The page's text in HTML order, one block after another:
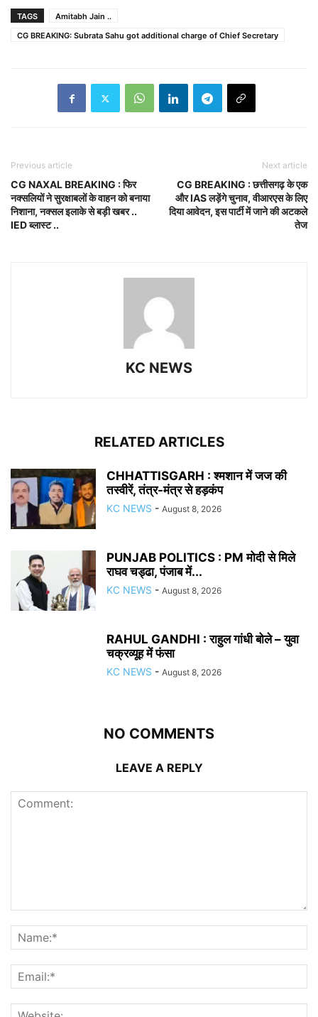
TAGS
Amitabh Jain ..
CG BREAKING: Subrata Sahu got additional charge of Chief Secretary
Previous article
CG NAXAL BREAKING : फिर
नक्सलियों ने सुरक्षाबलों के वाहन को बनाया
निशाना, नक्सल इलाके से बड़ी खबर ..
IED ब्लास्ट ..
Next article
CG BREAKING : छत्तीसगढ़ के एक
और IAS लड़ेंगे चुनाव, वीआरएस के लिए
दिया आवेदन, इस पार्टी में जाने की अटकले
तेज
KC NEWS
RELATED ARTICLES
CHHATTISGARH : श्मशान में जज की
तस्वीरें, तंत्र-मंत्र से हड़कंप
KC NEWS - August 8, 2026
PUNJAB POLITICS : PM मोदी से मिले
राघव चड्ढा, पंजाब में...
KC NEWS - August 8, 2026
RAHUL GANDHI : राहुल गांधी बोले – युवा
चक्रव्यूह में फंसा
KC NEWS - August 8, 2026
NO COMMENTS
LEAVE A REPLY